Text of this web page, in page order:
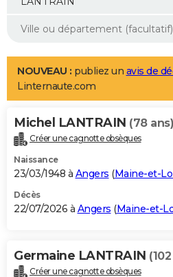
Mobiles
Meilleur smartphone
Internet
Ordinateurs
Jeux vidéo
Guide high-tech
Aménagement intérieur
LIFESTYLE
Art de vivre
Bien-être
Loisirs
Mode
Modes de vie
Alimentation
Guide de la santé
Maladies
Médicaments
Sommeil
VOYAGE
Destinations
City break
Voyage nature
Voyage de noces
Forum
Climat
+PHOTO
GUIDES D'ACHAT
BONS PLANS
Carte de Noël
Carte Bonne année
Carte Saint-Valentin
Carte Pâques
Carte d'anniversaire
DICTIONNAIRE
NOUVEAU : publiez un avis de
Linternaute.com
Michel LANTRAIN (78 ans)
Créer une cagnotte obsèques
Naissance
23/03/1948 à Angers (Maine-et-
Décès
22/07/2026 à Angers (Maine-et-
Germaine LANTRAIN
Créer une cagnotte obsèques